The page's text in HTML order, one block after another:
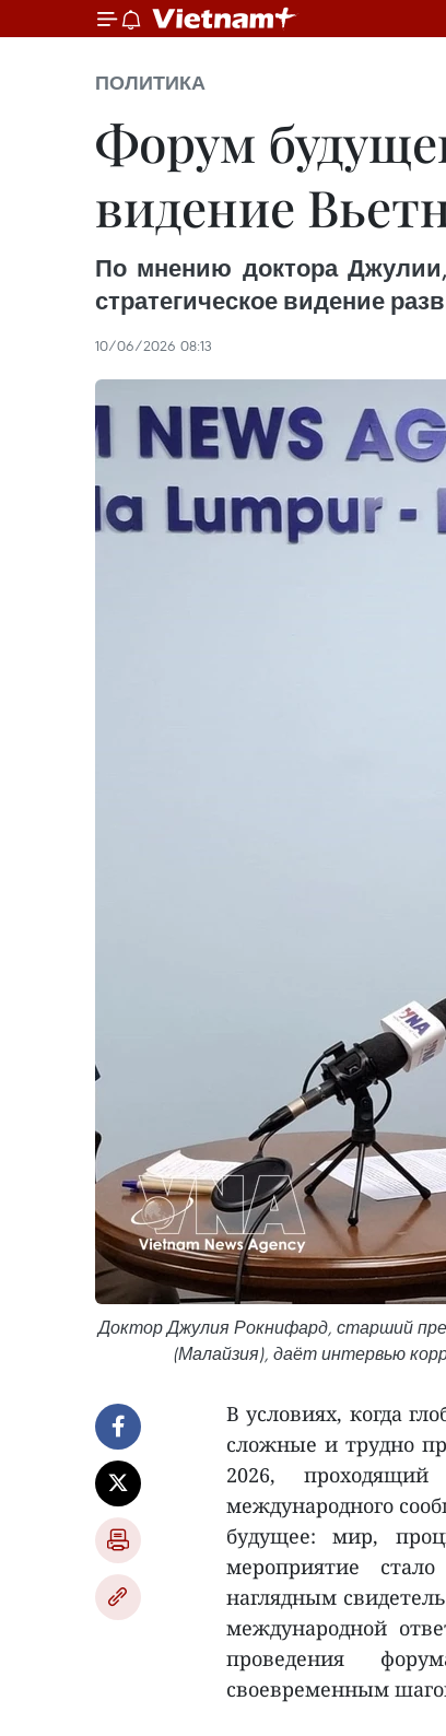
ПОЛИТИКА
Форум
видение
По мнению доктора
стратегическое видение
10/06/2026 08:13
Доктор Джулия Рокнифард, старший
(Малайзия), даёт интервью
В условиях, когда
сложные и трудно
2026,
международного
будущее: мир,
мероприятие
наглядным
международной
проведения
своевременным